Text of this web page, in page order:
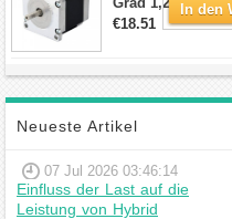
2,5V 4 Drähte
€18.51
Neueste Artikel
07 Jul 2026 03:46:14
Einfluss der Last auf die
Leistung von Hybrid
In den